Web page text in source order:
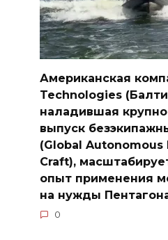
Американская
Technologies
наладившая
выпуск
(Global Autonomous
Craft),
опыт применения
на нужды
0